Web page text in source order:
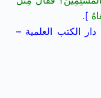
].
الكبرى للبيهقي ج8 ص246 ط دار الكتب العلمية –